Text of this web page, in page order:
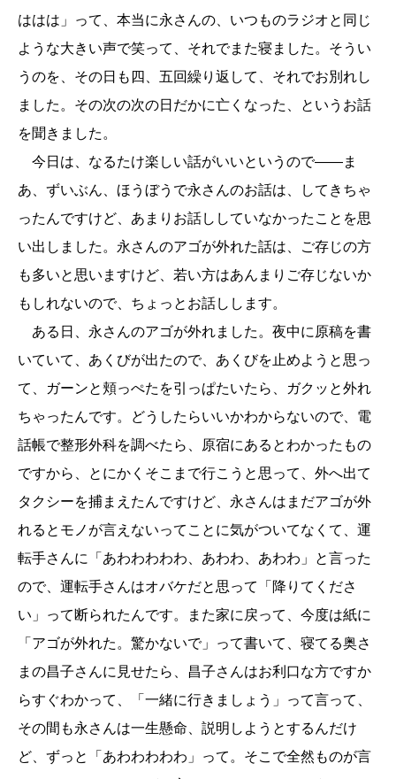
ははは」って、本当に永さんの、いつものラジオと同じ
ような大きい声で笑って、それでまた寝ました。そうい
うのを、その日も四、五回繰り返して、それでお別れし
ました。その次の次の日だかに亡くなった、というお話
を聞きました。
今日は、なるたけ楽しい話がいいというので――ま
あ、ずいぶん、ほうぼうで永さんのお話は、してきちゃ
ったんですけど、あまりお話ししていなかったことを思
い出しました。永さんのアゴが外れた話は、ご存じの方
も多いと思いますけど、若い方はあんまりご存じないか
もしれないので、ちょっとお話しします。
ある日、永さんのアゴが外れました。夜中に原稿を書
いていて、あくびが出たので、あくびを止めようと思っ
て、ガーンと頬っぺたを引っぱたいたら、ガクッと外れ
ちゃったんです。どうしたらいいかわからないので、電
話帳で整形外科を調べたら、原宿にあるとわかったもの
ですから、とにかくそこまで行こうと思って、外へ出て
タクシーを捕まえたんですけど、永さんはまだアゴが外
れるとモノが言えないってことに気がついてなくて、運
転手さんに「あわわわわわ、あわわ、あわわ」と言った
ので、運転手さんはオバケだと思って「降りてくださ
い」って断られたんです。また家に戻って、今度は紙に
「アゴが外れた。驚かないで」って書いて、寝てる奥さ
まの昌子さんに見せたら、昌子さんはお利口な方ですか
らすぐわかって、「一緒に行きましょう」って言って、
その間も永さんは一生懸命、説明しようとするんだけ
ど、ずっと「あわわわわわ」って。そこで全然ものが言